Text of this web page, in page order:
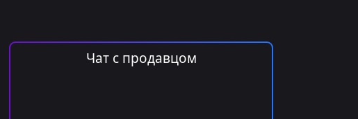
Чат с продавцом